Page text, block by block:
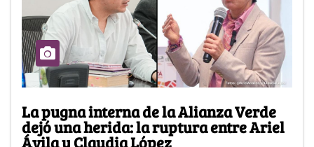
La pugna interna de la Alianza Verde
dejó una herida: la ruptura entre Ariel
Ávila y Claudia López